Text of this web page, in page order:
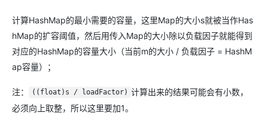
计算HashMap的最小需要的容量，这里Map的大小s就被当作Has
hMap的扩容阈值，然后用传入Map的大小除以负载因子就能得到
对应的HashMap的容量大小（当前m的大小 / 负载因子 = HashM
ap容量）；
注： ((float)s / loadFactor) 计算出来的结果可能会有小数，
必须向上取整，所以这里要加1。